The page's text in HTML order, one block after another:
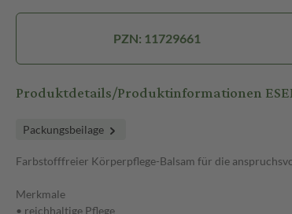
PZN: 11729661
Produktdetails/Produktinformationen
Packungsbeilage
Farbstofffreier Körperpflege-Balsam für die
Merkmale
• reichhaltige Pflege